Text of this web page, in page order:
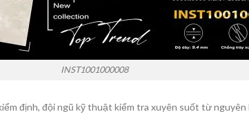
INST1001000008
định, đội ngũ kỹ thuật kiểm tra xuyên suốt từ